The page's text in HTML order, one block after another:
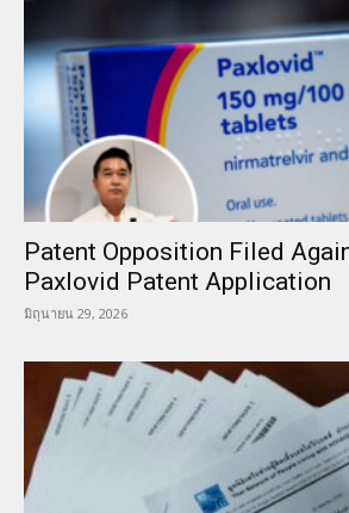
Patent Opposition Filed
Paxlovid Patent Application
มิถุนายน 29, 2026